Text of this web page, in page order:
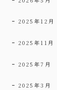
2025年12月
2025年11月
2025年7月
2025年3月